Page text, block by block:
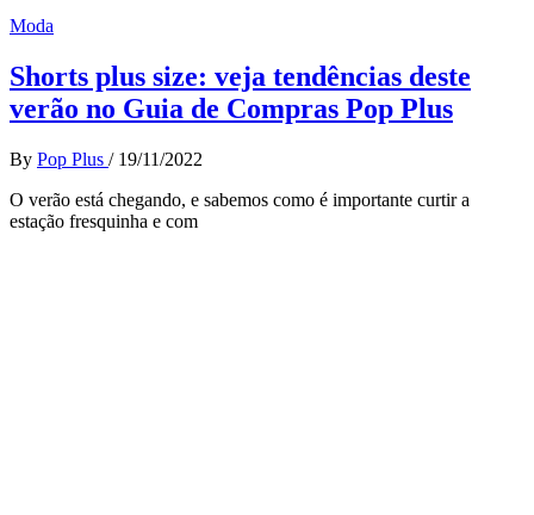
Moda
Shorts plus size: veja tendências deste
verão no Guia de Compras Pop Plus
By Pop Plus / 19/11/2022
O verão está chegando, e sabemos como é importante curtir a
estação fresquinha e com